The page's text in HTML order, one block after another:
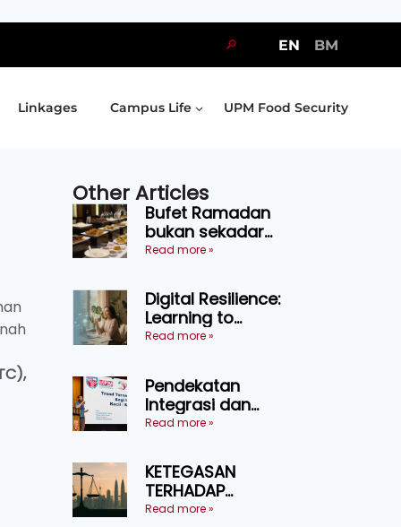
🔎 EN BM
Linkages Campus Life UPM Food Security
Other Articles
Bufet Ramadan
bukan sekadar
juadah, perlu bijak
selamat
menikmati
Read more »
Digital Resilience:
Learning to
Endure Without
Read more »
Pendekatan
Integrasi dan
Teknologi Baharu
Ternakan
Ruminan
Read more »
KETEGASAN
TERHADAP
KEDAULATAN
Read more »